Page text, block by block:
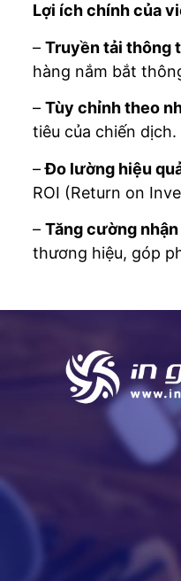
Lợi ích chính của
– Truyền tải thông
hàng nắm bắt
– Tùy chỉnh theo
tiêu của chiến dịch.
–Đo lường hiệu
ROI (Return on
– Tăng cường
thương hiệu, góp